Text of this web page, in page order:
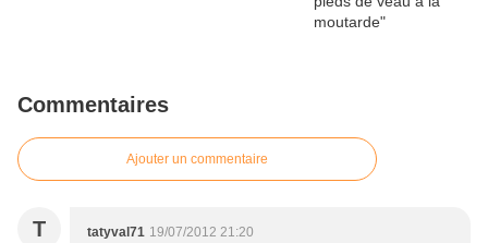
Commentaires
Ajouter un commentaire
T tatyval71 19/07/2012 21:20